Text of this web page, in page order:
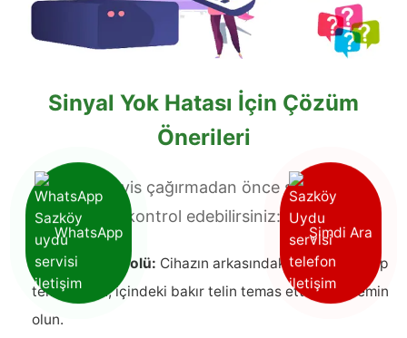
Sinyal Yok Hatası İçin Çözüm
Önerileri
Teknik servis çağırmadan önce şu adımları
kontrol edebilirsiniz:
✅Kablo Kontrolü: Cihazın arkasındaki kabloyu söküp
tekrar takın, içindeki bakır telin temas ettiğinden emin
olun.
Şimdi Ara
WhatsApp